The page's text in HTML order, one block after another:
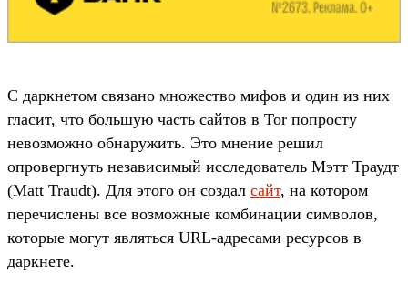
С даркнетом связано множество мифов и один из них
гласит, что большую часть сайтов в Tor попросту
невозможно обнаружить. Это мнение решил
опровергнуть независимый исследователь Мэтт Траудт
(Matt Traudt). Для этого он создал сайт, на котором
перечислены все возможные комбинации символов,
которые могут являться URL-адресами ресурсов в
даркнете.